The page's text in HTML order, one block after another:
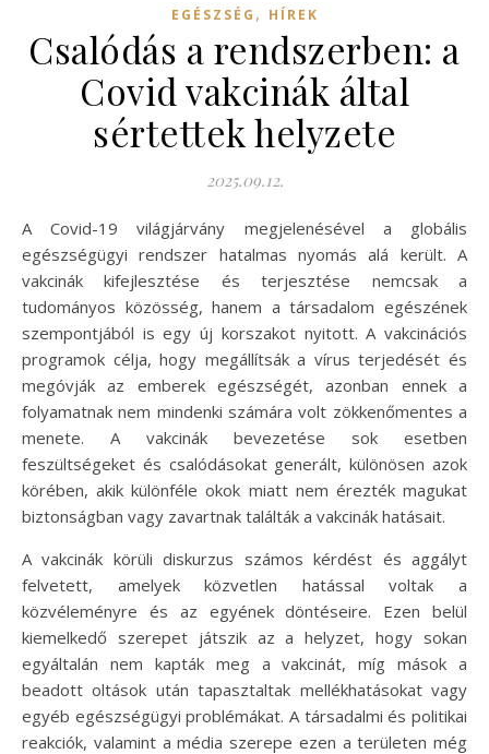
EGÉSZSÉG , HÍREK
Csalódás a rendszerben: a
Covid vakcinák által
sértettek helyzete
2025.09.12.
A Covid-19 világjárvány megjelenésével a globális
egészségügyi rendszer hatalmas nyomás alá került. A
vakcinák kifejlesztése és terjesztése nemcsak a
tudományos közösség, hanem a társadalom egészének
szempontjából is egy új korszakot nyitott. A vakcinációs
programok célja, hogy megállítsák a vírus terjedését és
megóvják az emberek egészségét, azonban ennek a
folyamatnak nem mindenki számára volt zökkenőmentes a
menete. A vakcinák bevezetése sok esetben
feszültségeket és csalódásokat generált, különösen azok
körében, akik különféle okok miatt nem érezték magukat
biztonságban vagy zavartnak találták a vakcinák hatásait.
A vakcinák körüli diskurzus számos kérdést és aggályt
felvetett, amelyek közvetlen hatással voltak a
közvéleményre és az egyének döntéseire. Ezen belül
kiemelkedő szerepet játszik az a helyzet, hogy sokan
egyáltalán nem kapták meg a vakcinát, míg mások a
beadott oltások után tapasztaltak mellékhatásokat vagy
egyéb egészségügyi problémákat. A társadalmi és politikai
reakciók, valamint a média szerepe ezen a területen még